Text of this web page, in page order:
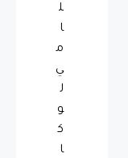
ل
ا
م
ي
ل
و
ك
ا